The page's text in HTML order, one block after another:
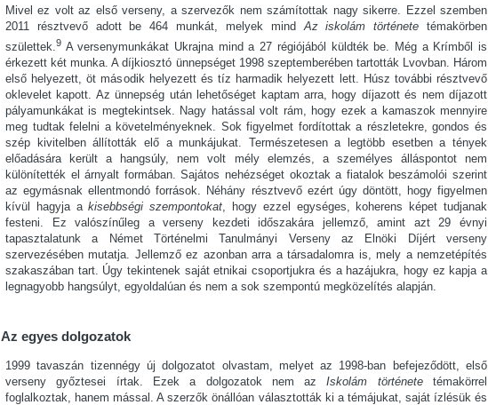
Mivel ez volt az első verseny, a szervezők nem számítottak nagy sikerre. Ezzel szemben
2011 résztvevő adott be 464 munkát, melyek mind Az iskolám története témakörben
születtek.9 A versenymunkákat Ukrajna mind a 27 régiójából küldték be. Még a Krímből is
érkezett két munka. A díjkiosztó ünnepséget 1998 szeptemberében tartották Lvovban. Három
első helyezett, öt második helyezett és tíz harmadik helyezett lett. Húsz további résztvevő
oklevelet kapott. Az ünnepség után lehetőséget kaptam arra, hogy díjazott és nem díjazott
pályamunkákat is megtekintsek. Nagy hatással volt rám, hogy ezek a kamaszok mennyire
meg tudtak felelni a követelményeknek. Sok figyelmet fordítottak a részletekre, gondos és
szép kivitelben állították elő a munkájukat. Természetesen a legtöbb esetben a tények
előadására került a hangsúly, nem volt mély elemzés, a személyes álláspontot nem
különítették el árnyalt formában. Sajátos nehézséget okoztak a fiatalok beszámolói szerint
az egymásnak ellentmondó források. Néhány résztvevő ezért úgy döntött, hogy figyelmen
kívül hagyja akisebbségi szempontokat, hogy ezzel egységes, koherens képet tudjanak
festeni. Ez valószínűleg a verseny kezdeti időszakára jellemző, amint azt 29 évnyi
tapasztalatunk a Német Történelmi Tanulmányi Verseny az Elnöki Díjért verseny
szervezésében mutatja. Jellemző ez azonban arra a társadalomra is, mely a nemzetépítés
szakaszában tart. Úgy tekintenek saját etnikai csoportjukra és a hazájukra, hogy ez kapja a
legnagyobb hangsúlyt, egyoldalúan és nem a sok szempontú megközelítés alapján.
Az egyes dolgozatok
1999 tavaszán tizennégy új dolgozatot olvastam, melyet az 1998-ban befejeződött, első
verseny győztesei írtak. Ezek a dolgozatok nem azIskolám történetetémakörrel
foglalkoztak, hanem mással. A szerzők önállóan választották ki a témájukat, saját ízlésük és